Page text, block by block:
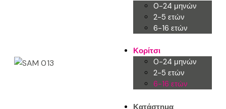
0-24 μηνών
2-5 ετών
6-16 ετών
Κορίτσι
0-24 μηνών
2-5 ετών
6-16 ετών
Κατάστημα